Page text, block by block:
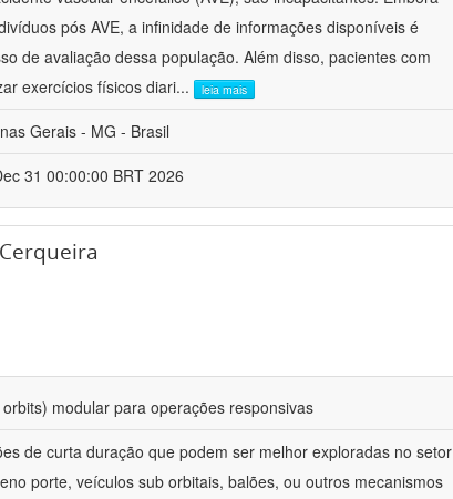
pós AVE, a infinidade de informações disponíveis é
de avaliação dessa população. Além disso, pacientes com
exercícios físicos diari... leia mais
Gerais - MG - Brasil
31 00:00:00 BRT 2026
modular para operações responsivas
de curta duração que podem ser melhor exploradas no setor
porte, veículos sub orbitais, balões, ou outros mecanismos